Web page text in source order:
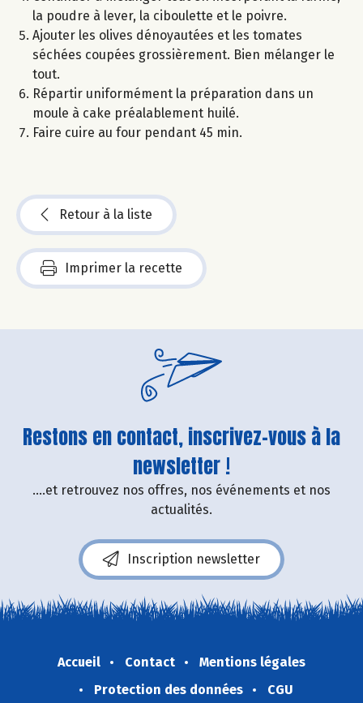
la poudre à lever, la ciboulette et le poivre.
Ajouter les olives dénoyautées et les tomates
séchées coupées grossièrement. Bien mélanger le
tout.
Répartir uniformément la préparation dans un
moule à cake préalablement huilé.
Faire cuire au four pendant 45 min.
Retour à la liste
Imprimer la recette
Restons en contact, inscrivez-vous à la
newsletter !
....et retrouvez nos offres, nos événements et nos
actualités.
Inscription newsletter
Accueil Contact
Mentions légales
Protection des données
CGU